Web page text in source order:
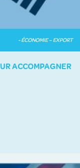
- ÉCONOMIE – EXPORT
ACCOMPAGNER